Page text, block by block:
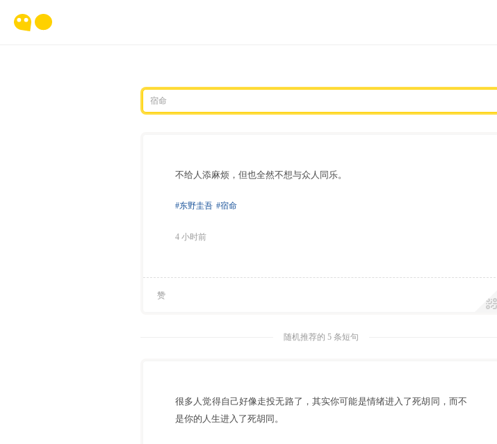
不给人添麻烦，但也全然不想与众人同乐。
#东野圭吾 #宿命
4 小时前
赞
随机推荐的 5 条短句
很多人觉得自己好像走投无路了，其实你可能是情绪进入了死胡同，而不
是你的人生进入了死胡同。